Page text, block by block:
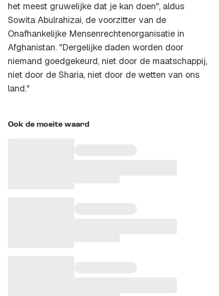
het meest gruwelijke dat je kan doen", aldus
Sowita Abulrahizai, de voorzitter van de
Onafhankelijke Mensenrechtenorganisatie in
Afghanistan. "Dergelijke daden worden door
niemand goedgekeurd, niet door de maatschappij,
niet door de Sharia, niet door de wetten van ons
land."
Ook de moeite waard